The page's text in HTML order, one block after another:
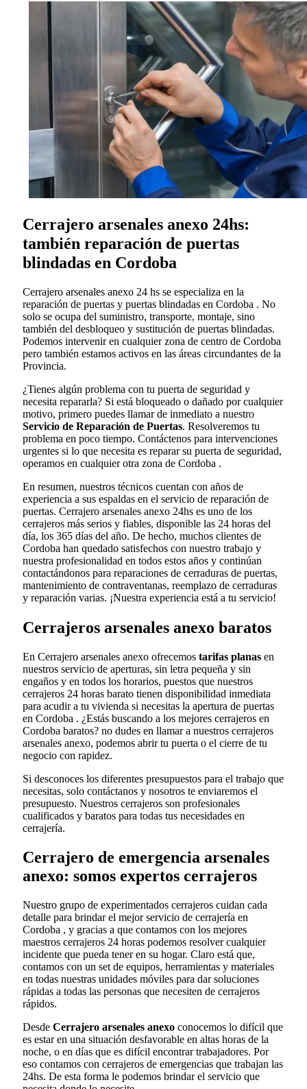
Cerrajero arsenales anexo 24hs:
también reparación de puertas
blindadas en Cordoba
Cerrajero arsenales anexo 24 hs se especializa en la
reparación de puertas y puertas blindadas en Cordoba . No
solo se ocupa del suministro, transporte, montaje, sino
también del desbloqueo y sustitución de puertas blindadas.
Podemos intervenir en cualquier zona de centro de Cordoba
pero también estamos activos en las áreas circundantes de la
Provincia.
¿Tienes algún problema con tu puerta de seguridad y
necesita repararla? Si está bloqueado o dañado por cualquier
motivo, primero puedes llamar de inmediato a nuestro
Servicio de Reparación de Puertas. Resolveremos tu
problema en poco tiempo. Contáctenos para intervenciones
urgentes si lo que necesita es reparar su puerta de seguridad,
operamos en cualquier otra zona de Cordoba .
En resumen, nuestros técnicos cuentan con años de
experiencia a sus espaldas en el servicio de reparación de
puertas. Cerrajero arsenales anexo 24hs es uno de los
cerrajeros más serios y fiables, disponible las 24 horas del
día, los 365 días del año. De hecho, muchos clientes de
Cordoba han quedado satisfechos con nuestro trabajo y
nuestra profesionalidad en todos estos años y continúan
contactándonos para reparaciones de cerraduras de puertas,
mantenimiento de contraventanas, reemplazo de cerraduras
y reparación varias. ¡Nuestra experiencia está a tu servicio!
Cerrajeros arsenales anexo baratos
En Cerrajero arsenales anexo ofrecemos tarifas planas en
nuestros servicio de aperturas, sin letra pequeña y sin
engaños y en todos los horarios, puestos que nuestros
cerrajeros 24 horas barato tienen disponibilidad inmediata
para acudir a tu vivienda si necesitas la apertura de puertas
en Cordoba . ¿Estás buscando a los mejores cerrajeros en
Cordoba baratos? no dudes en llamar a nuestros cerrajeros
arsenales anexo, podemos abrir tu puerta o el cierre de tu
negocio con rapidez.
Si desconoces los diferentes presupuestos para el trabajo que
necesitas, solo contáctanos y nosotros te enviaremos el
presupuesto. Nuestros cerrajeros son profesionales
cualificados y baratos para todas tus necesidades en
cerrajería.
Cerrajero de emergencia arsenales
anexo: somos expertos cerrajeros
Nuestro grupo de experimentados cerrajeros cuidan cada
detalle para brindar el mejor servicio de cerrajería en
Cordoba , y gracias a que contamos con los mejores
maestros cerrajeros 24 horas podemos resolver cualquier
incidente que pueda tener en su hogar. Claro está que,
contamos con un set de equipos, herramientas y materiales
en todas nuestras unidades móviles para dar soluciones
rápidas a todas las personas que necesiten de cerrajeros
rápidos.
Desde Cerrajero arsenales anexo conocemos lo difícil que
es estar en una situación desfavorable en altas horas de la
noche, o en días que es difícil encontrar trabajadores. Por
eso contamos con cerrajeros de emergencias que trabajan las
24hs. De esta forma le podemos brindar el servicio que